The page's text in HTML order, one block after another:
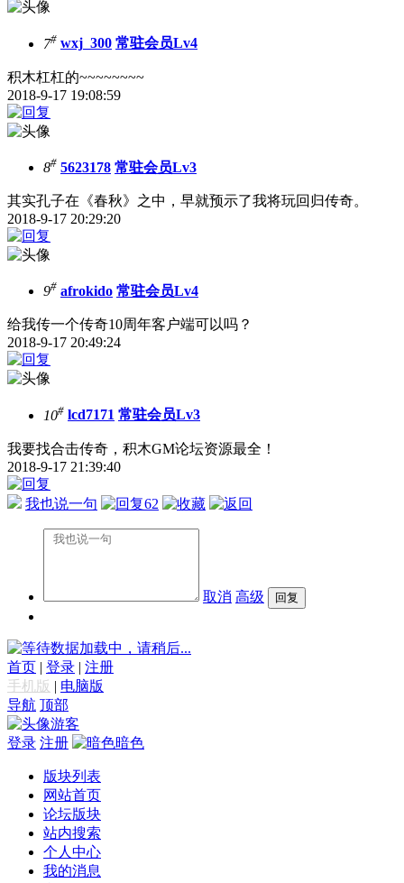
7# wxj_300 常驻会员Lv4
积木杠杠的~~~~~~~~
2018-9-17 19:08:59
8# 5623178 常驻会员Lv3
其实孔子在《春秋》之中，早就预示了我将玩回归传奇。
2018-9-17 20:29:20
9# afrokido 常驻会员Lv4
给我传一个传奇10周年客户端可以吗？
2018-9-17 20:49:24
10# lcd7171 常驻会员Lv3
我要找合击传奇，积木GM论坛资源最全！
2018-9-17 21:39:40
我也说一句 62
取消 高级
数据加载中，请稍后...
首页 | 登录 | 注册
手机版 | 电脑版
导航 顶部
游客
登录 注册 暗色
版块列表
网站首页
论坛版块
站内搜索
个人中心
我的消息